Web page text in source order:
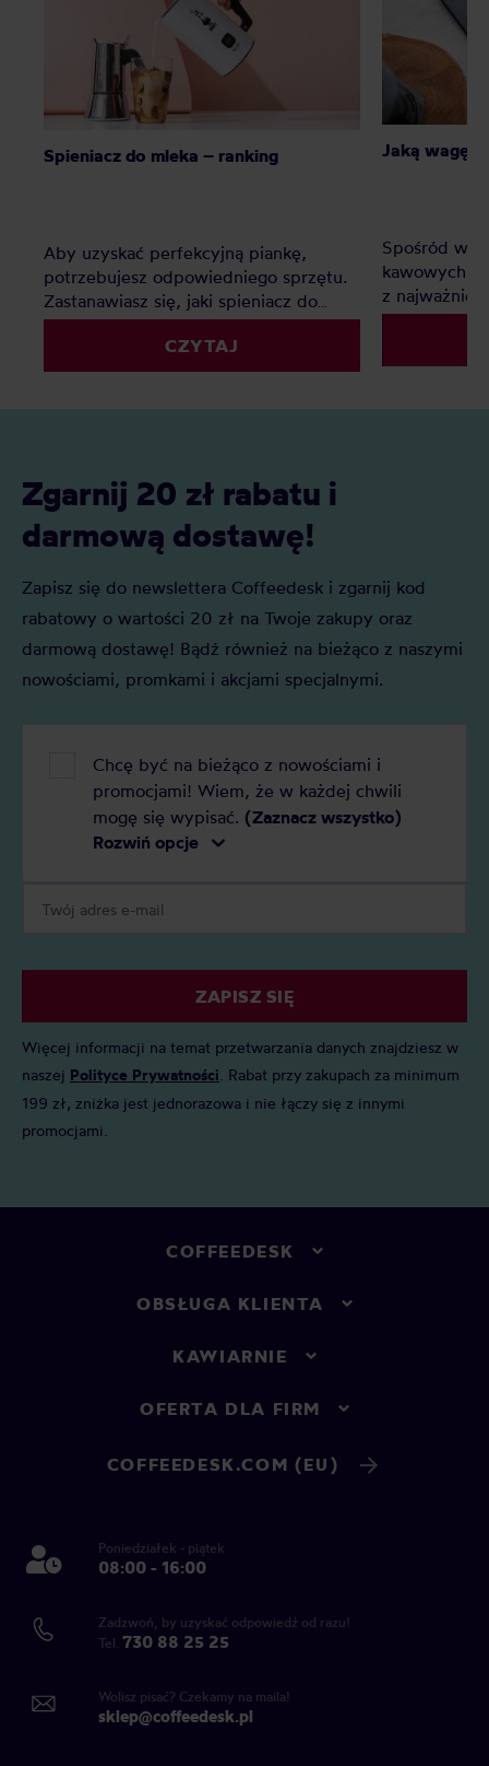
Spieniacz do mleka – ranking
Aby uzyskać perfekcyjną piankę,
potrzebujesz odpowiedniego sprzętu.
Zastanawiasz się, jaki spieniacz do
mleka kupić? Elektryczny, ręczny, a
może indukcyjny? Oto nasz
szczegółowy ranking, który pomoże Ci
CZYTAJ
Jaką wagę
Spośród
kawowych -
z
dzięki
kawy
Zgarnij 20 zł rabatu i
darmową dostawę!
Zapisz się do newslettera Coffeedesk i zgarnij kod
rabatowy o wartości 20 zł na Twoje zakupy oraz
darmową dostawę! Bądź również na bieżąco z naszymi
nowościami, promkami i akcjami specjalnymi.
Chcę być na bieżąco z nowościami i
promocjami! Wiem, że w każdej chwili
mogę się wypisać. (Zaznacz wszystko)
Rozwiń opcje
ZAPISZ SIĘ
Więcej informacji na temat przetwarzania danych znajdziesz w
naszej Polityce Prywatności. Rabat przy zakupach za minimum
199 zł, zniżka jest jednorazowa i nie łączy się z innymi
promocjami.
COFFEEDESK
OBSŁUGA KLIENTA
KAWIARNIE
OFERTA DLA FIRM
COFFEEDESK.COM (EU)
Poniedziałek - piątek
08:00 - 16:00
Zadzwoń, by uzyskać odpowiedź od razu!
Tel. 730 88 25 25
Wolisz pisać? Czekamy na maila!
sklep@coffeedesk.pl